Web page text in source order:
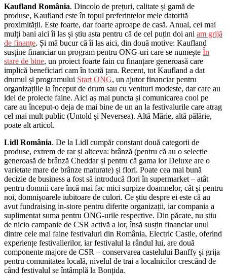
Kaufland România. Dincolo de prețuri, calitate și gamă de
produse, Kaufland este în topul preferințelor mele datorită
proximității. Este foarte, dar foarte aproape de casă. Anual, cei mai
mulți bani aici îi las și știu asta pentru că de cel puțin doi ani am grijă
de finanțe. Și mă bucur că îi las aici, din două motive: Kaufland
susține financiar un program pentru ONG-uri care se numește În
stare de bine, un proiect foarte fain cu finanțare generoasă care
implică beneficiari cam în toată țara. Recent, tot Kaufland a dat
drumul și programului Start ONG, un ajutor financiar pentru
organizațiile la început de drum sau cu venituri modeste, dar care au
idei de proiecte faine. Aici aș mai puncta și comunicarea cool pe
care au început-o deja de mai bine de un an la festivalurile care atrag
cel mai mult public (Untold și Neversea). Altă Mărie, altă pălărie,
poate alt articol.
Lidl România. De la Lidl cumpăr constant două categorii de
produse, extrem de rar și altceva: brânză (pentru că au o selecție
generoasă de brânză Cheddar și pentru că gama lor Deluxe are o
varietate mare de brânze maturate) și flori. Poate cea mai bună
decizie de business a fost să introducă flori în supermarket – atât
pentru domnii care încă mai fac mici surpize doamnelor, cât și pentru
noi, domnișoarele iubitoare de culori. Ce știu despre ei este că au
avut fundraising in-store pentru diferite organizații, iar compania a
suplimentat suma pentru ONG-urile respective. Din păcate, nu știu
de nicio campanie de CSR activă a lor, însă susțin financiar unul
dintre cele mai faine festivaluri din România, Electric Castle, oferind
experiențe festivalierilor, iar festivalul la rândul lui, are două
componente majore de CSR – conservarea castelului Banffy și grija
pentru comunitatea locală, nivelul de trai a localnicilor crescând de
când festivalul se întâmplă la Bonțida.